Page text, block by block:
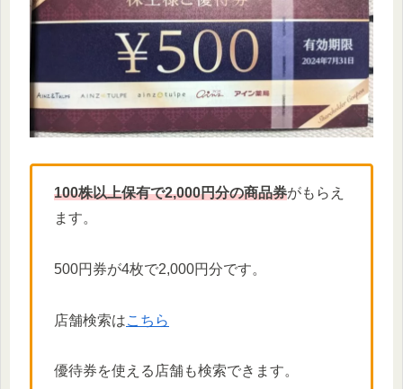
100株以上保有で2,000円分の商品券がもらえ
ます。
500円券が4枚で2,000円分です。
店舗検索はこちら
優待券を使える店舗も検索できます。